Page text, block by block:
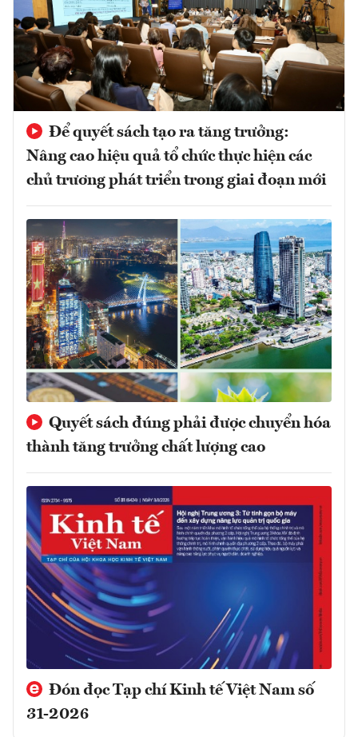
Để quyết sách tạo ra tăng trưởng:
Nâng cao hiệu quả tổ chức thực hiện các
chủ trương phát triển trong giai đoạn mới
Quyết sách đúng phải được chuyển hóa
thành tăng trưởng chất lượng cao
Đón đọc Tạp chí Kinh tế Việt Nam số
31-2026